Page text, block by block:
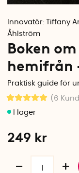
Innovatör:
Tiffany
Åhlström
Boken
hemifrån
Praktisk guide för
(6
249 kr